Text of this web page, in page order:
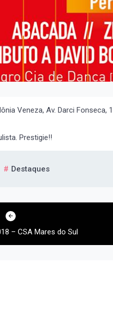
Veneza, Av. Darci
Prestigie!!
Destaques
– CSA Mares do Sul